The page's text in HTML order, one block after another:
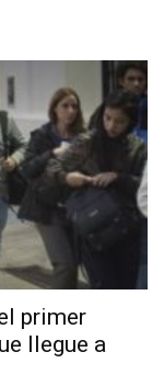
primer
llegue a